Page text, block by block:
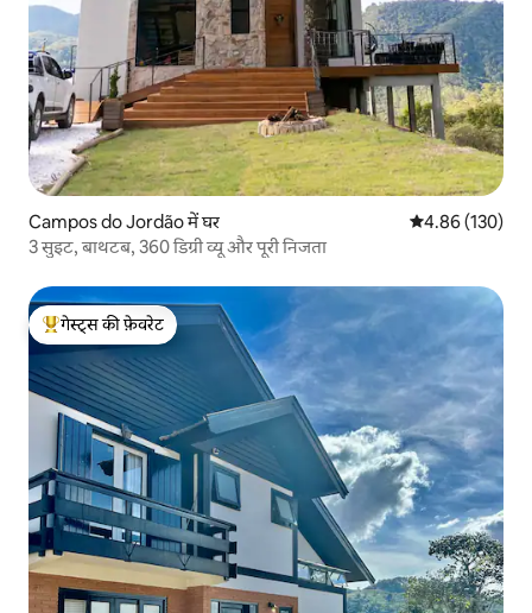
Campos do Jordão में घर औसत रेटिंग 5 में से
4.86 (130)
3 सुइट, बाथटब, 360 डिग्री व्यू और पूरी निजता
गेस्ट्स का टॉप फ़ेवरेट
गेस्ट्स की फ़ेवरेट